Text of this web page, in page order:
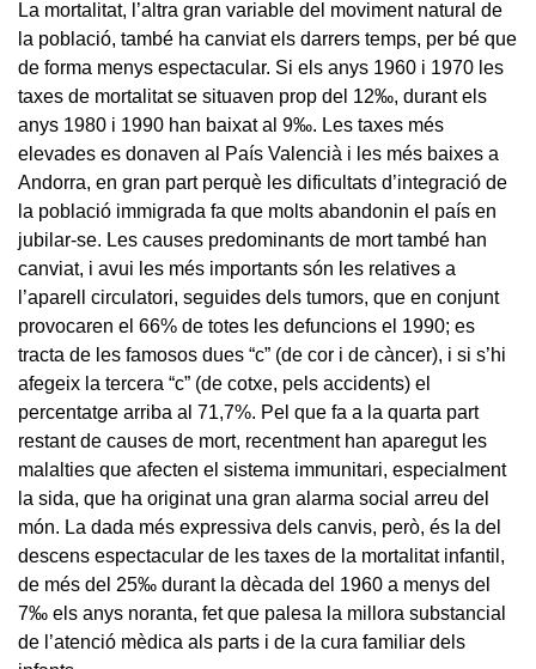
La mortalitat, l’altra gran variable del moviment natural de
la població, també ha canviat els darrers temps, per bé que
de forma menys espectacular. Si els anys 1960 i 1970 les
taxes de mortalitat se situaven prop del 12‰, durant els
anys 1980 i 1990 han baixat al 9‰. Les taxes més
elevades es donaven al País Valencià i les més baixes a
Andorra, en gran part perquè les dificultats d’integració de
la població immigrada fa que molts abandonin el país en
jubilar-se. Les causes predominants de mort també han
canviat, i avui les més importants són les relatives a
l’aparell circulatori, seguides dels tumors, que en conjunt
provocaren el 66% de totes les defuncions el 1990; es
tracta de les famosos dues “c” (de cor i de càncer), i si s’hi
afegeix la tercera “c” (de cotxe, pels accidents) el
percentatge arriba al 71,7%. Pel que fa a la quarta part
restant de causes de mort, recentment han aparegut les
malalties que afecten el sistema immunitari, especialment
la sida, que ha originat una gran alarma social arreu del
món. La dada més expressiva dels canvis, però, és la del
descens espectacular de les taxes de la mortalitat infantil,
de més del 25‰ durant la dècada del 1960 a menys del
7‰ els anys noranta, fet que palesa la millora substancial
de l’atenció mèdica als parts i de la cura familiar dels